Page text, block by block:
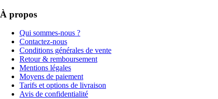
À propos
Qui sommes-nous ?
Contactez-nous
Conditions générales de vente
Retour & remboursement
Mentions légales
Moyens de paiement
Tarifs et options de livraison
Avis de confidentialité